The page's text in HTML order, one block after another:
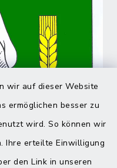
wir auf dieser Website
ermöglichen besser zu
wird. So können wir
Ihre erteilte Einwilligung
den Link in unseren